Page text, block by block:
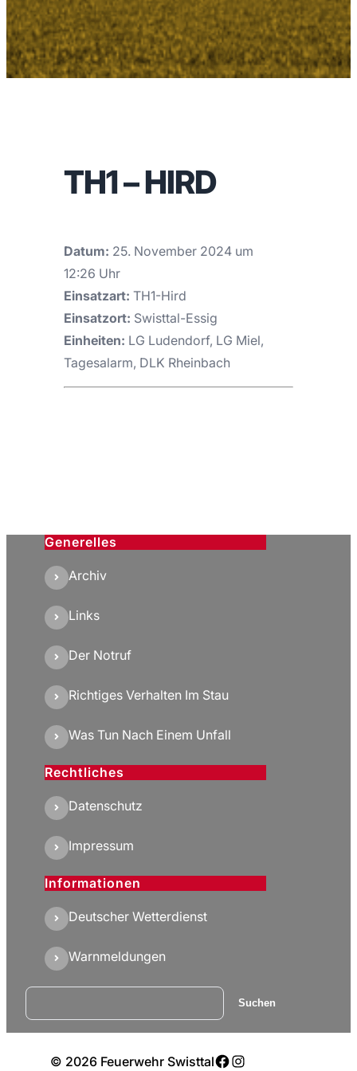
TH1 – HIRD
Datum: 25. November 2024 um
12:26 Uhr
Einsatzart: TH1-Hird
Einsatzort: Swisttal-Essig
Einheiten: LG Ludendorf, LG Miel,
Tagesalarm, DLK Rheinbach
Generelles
Archiv
Links
Der Notruf
Richtiges Verhalten Im Stau
Was Tun Nach Einem Unfall
Rechtliches
Datenschutz
Impressum
Informationen
Deutscher Wetterdienst
Warnmeldungen
Suchen Suchen
© 2026 Feuerwehr SwisttalFacebook
Instagram